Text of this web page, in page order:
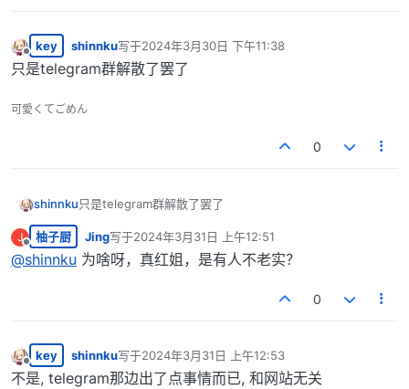
离线
key shinnku写于2024年3月30日 下午11:38
最后由 编辑
只是telegram群解散了罢了
可愛くてごめん
0
shinnku只是telegram群解散了罢了
J
离线
柚子厨 Jing写于2024年3月31日 上午12:51
最后由 编辑
@shinnku 为啥呀，真红姐，是有人不老实？
0
离线
key shinnku写于2024年3月31日 上午12:53
最后由 编辑
不是, telegram那边出了点事情而已, 和网站无关